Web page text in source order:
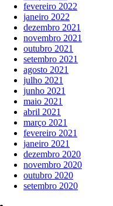
fevereiro 2022
janeiro 2022
dezembro 2021
novembro 2021
outubro 2021
setembro 2021
agosto 2021
julho 2021
junho 2021
maio 2021
abril 2021
março 2021
fevereiro 2021
janeiro 2021
dezembro 2020
novembro 2020
outubro 2020
setembro 2020